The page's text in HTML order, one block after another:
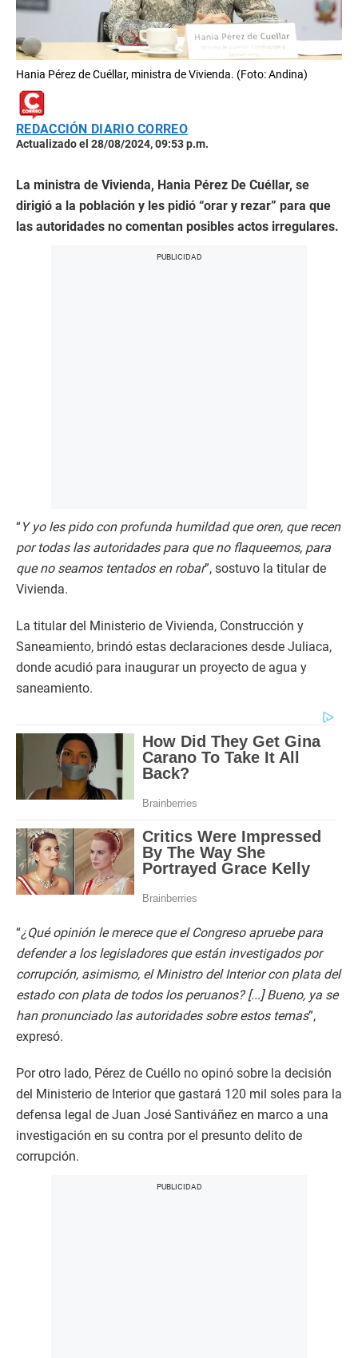
Hania Pérez de Cuéllar, ministra de Vivienda. (Foto: Andina)
REDACCIÓN DIARIO CORREO
Actualizado el 28/08/2024, 09:53 p.m.
La ministra de Vivienda, Hania Pérez De Cuéllar, se
dirigió a la población y les pidió “orar y rezar” para que
las autoridades no comentan posibles actos irregulares.
“Y yo les pido con profunda humildad que oren, que recen
por todas las autoridades para que no flaqueemos, para
que no seamos tentados en robar”, sostuvo la titular de
Vivienda.
La titular del Ministerio de Vivienda, Construcción y
Saneamiento, brindó estas declaraciones desde Juliaca,
donde acudió para inaugurar un proyecto de agua y
saneamiento.
“¿Qué opinión le merece que el Congreso apruebe para
defender a los legisladores que están investigados por
corrupción, asimismo, el Ministro del Interior con plata del
estado con plata de todos los peruanos? [...] Bueno, ya se
han pronunciado las autoridades sobre estos temas”,
expresó.
Por otro lado, Pérez de Cuéllo no opinó sobre la decisión
del Ministerio de Interior que gastará 120 mil soles para la
defensa legal de Juan José Santiváñez en marco a una
investigación en su contra por el presunto delito de
corrupción.